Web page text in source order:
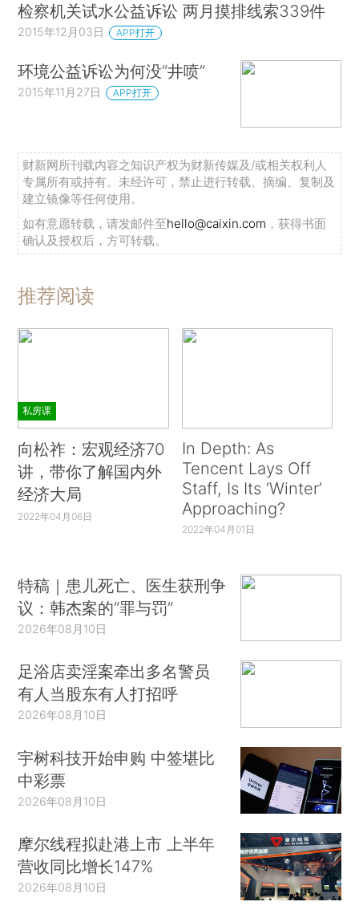
检察机关试水公益诉讼 两月摸排线索339件
2015年12月03日 APP打开
环境公益诉讼为何没“井喷”
2015年11月27日 APP打开
财新网所刊载内容之知识产权为财新传媒及/或相关权利人
专属所有或持有。未经许可，禁止进行转载、摘编、复制及
建立镜像等任何使用。
如有意愿转载，请发邮件至hello@caixin.com ，获得书面
确认及授权后，方可转载。
推荐阅读
私房课
向松祚：宏观经济70
讲，带你了解国内外
经济大局
2022年04月06日
In Depth: As
Tencent Lays Off
Staff, Is Its ‘Winter’
Approaching?
2022年04月01日
特稿｜患儿死亡、医生获刑争
议：韩杰案的“罪与罚”
2026年08月10日
足浴店卖淫案牵出多名警员
有人当股东有人打招呼
2026年08月10日
宇树科技开始申购 中签堪比
中彩票
2026年08月10日
摩尔线程拟赴港上市 上半年
营收同比增长147%
2026年08月10日